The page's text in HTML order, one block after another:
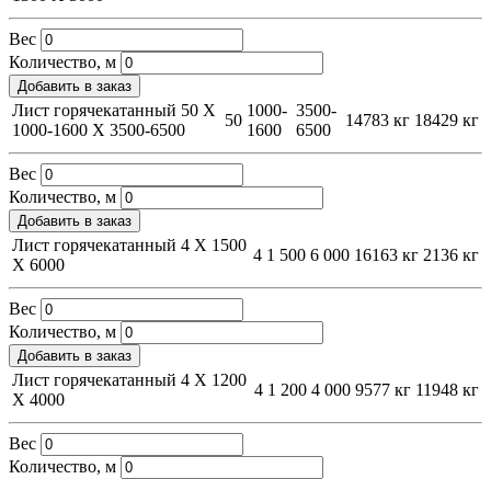
Вес
Количество, м
Добавить в заказ
Лист горячекатанный 50 Х
1000-1600 Х 3500-6500
50
1000-
1600
3500-
6500
14783 кг 18429 кг
Вес
Количество, м
Добавить в заказ
Лист горячекатанный 4 Х 1500
Х 6000
4 1 500 6 000 16163 кг 2136 кг
Вес
Количество, м
Добавить в заказ
Лист горячекатанный 4 Х 1200
Х 4000
4 1 200 4 000 9577 кг 11948 кг
Вес
Количество, м